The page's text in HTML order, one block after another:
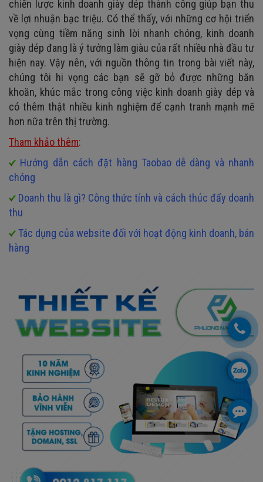
chiến lược kinh doanh giày dép thành công giúp bạn thu
về lợi nhuận bạc triệu. Có thể thấy, với những cơ hội triển
vọng cùng tiềm năng sinh lời nhanh chóng, kinh doanh
giày dép đang là ý tưởng làm giàu của rất nhiều nhà đầu tư
hiện nay. Vậy nên, với nguồn thông tin trong bài viết này,
chúng tôi hi vọng các bạn sẽ gỡ bỏ được những băn
khoăn, khúc mắc trong công việc kinh doanh giày dép và
có thêm thật nhiều kinh nghiệm để cạnh tranh mạnh mẽ
hơn nữa trên thị trường.
Tham khảo thêm:
Hướng dẫn cách đặt hàng Taobao dễ dàng và nhanh
chóng
Doanh thu là gì? Công thức tính và cách thúc đẩy doanh
thu
Tác dụng của website đối với hoạt động kinh doanh, bán
hàng